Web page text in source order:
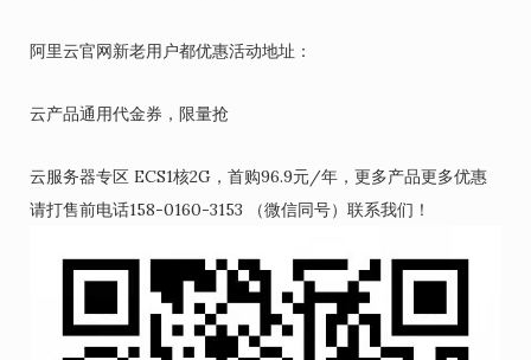
阿里云官网新老用户都优惠活动地址：
云产品通用代金券，限量抢
云服务器专区 ECS1核2G，首购96.9元/年，更多产品更多优惠
请打售前电话158-0160-3153 （微信同号）联系我们！